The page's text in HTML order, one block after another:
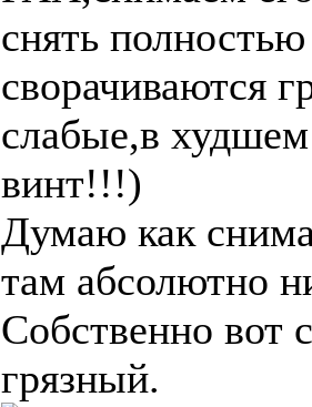
снять
сворачиваются
слабые,в
винт!!!)
Думаю как
там абсолютно
Собственно вот
грязный.